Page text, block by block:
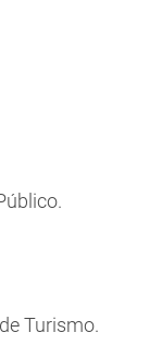
Turismo.